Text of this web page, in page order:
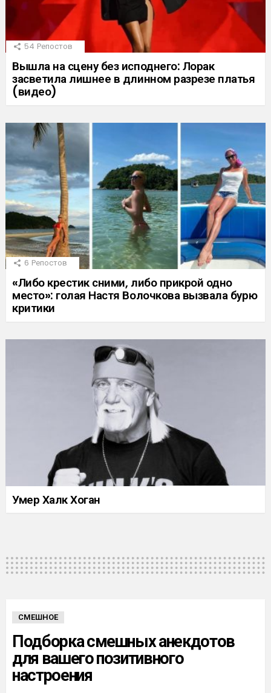
54 Репостов
Вышла на сцену без исподнего: Лорак
засветила лишнее в длинном разрезе платья
(видео)
6 Репостов
«Либо крестик сними, либо прикрой одно
место»: голая Настя Волочкова вызвала бурю
критики
Умер Халк Хоган
СМЕШНОЕ
Подборка смешных анекдотов
для вашего позитивного
настроения